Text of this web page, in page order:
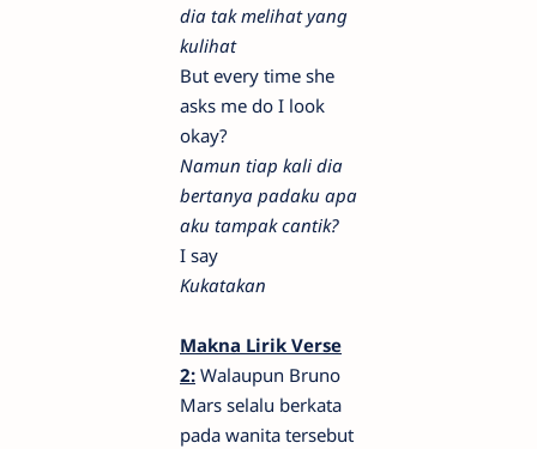
dia tak melihat yang
kulihat
But every time she
asks me do I look
okay?
Namun tiap kali dia
bertanya padaku apa
aku tampak cantik?
I say
Kukatakan
Makna Lirik Verse
2: Walaupun Bruno
Mars selalu berkata
pada wanita tersebut